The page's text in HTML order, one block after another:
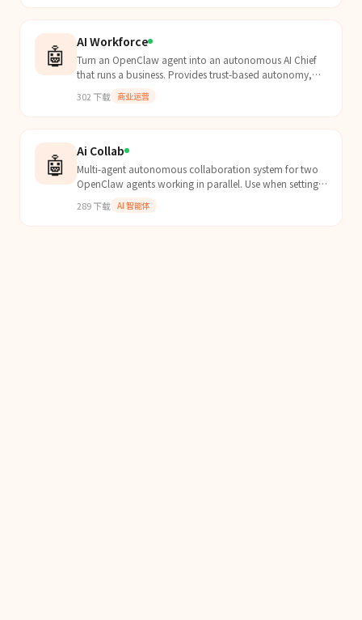
workflow.
🤖 AI Workforce
Turn an OpenClaw agent into an autonomous AI Chief
that runs a business. Provides trust-based autonomy,
deleg...
302 下载 商业运营
🤖 Ai Collab
Multi-agent autonomous collaboration system for two
OpenClaw agents working in parallel. Use when setting
a...
289下载 AI 智能体